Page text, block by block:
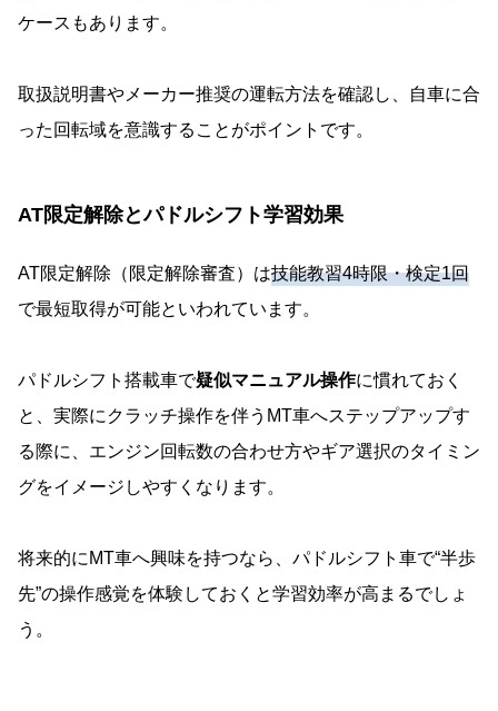
ケースもあります。
取扱説明書やメーカー推奨の運転方法を確認し、自車に合
った回転域を意識することがポイントです。
AT限定解除とパドルシフト学習効果
AT限定解除（限定解除審査）は技能教習4時限・検定1回
で最短取得が可能といわれています。
パドルシフト搭載車で疑似マニュアル操作に慣れておく
と、実際にクラッチ操作を伴うMT車へステップアップす
る際に、エンジン回転数の合わせ方やギア選択のタイミン
グをイメージしやすくなります。
将来的にMT車へ興味を持つなら、パドルシフト車で“半歩
先”の操作感覚を体験しておくと学習効率が高まるでしょ
う。